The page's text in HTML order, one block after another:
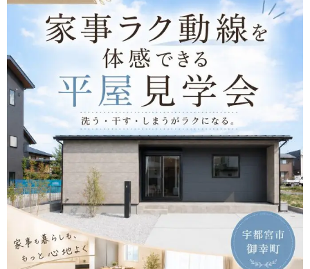
お問い合わせ
お電話での
0120-37-
1806